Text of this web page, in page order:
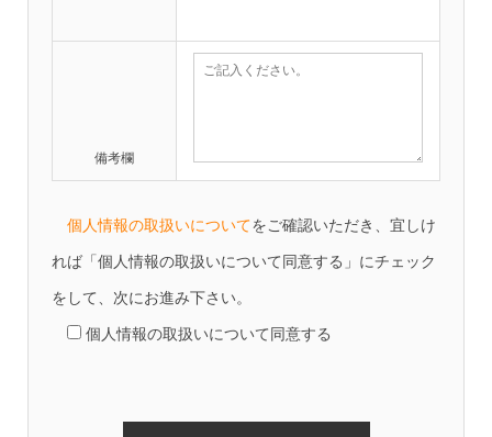
備考欄
個人情報の取扱いについてをご確認いただき、宜しけ
れば「個人情報の取扱いについて同意する」にチェック
をして、次にお進み下さい。
個人情報の取扱いについて同意する